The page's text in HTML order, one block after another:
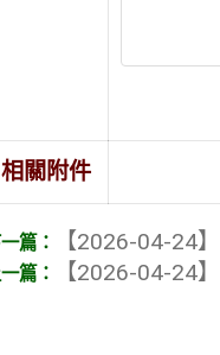
相關附件
【2026-04-24】
【2026-04-24】